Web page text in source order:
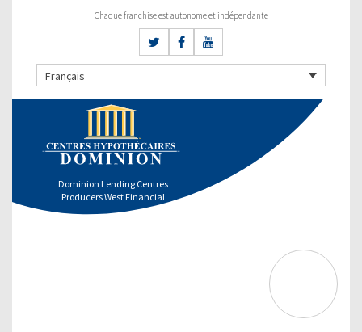
Chaque franchise est autonome et indépendante
Français
Dominion Lending Centres
Producers West Financial